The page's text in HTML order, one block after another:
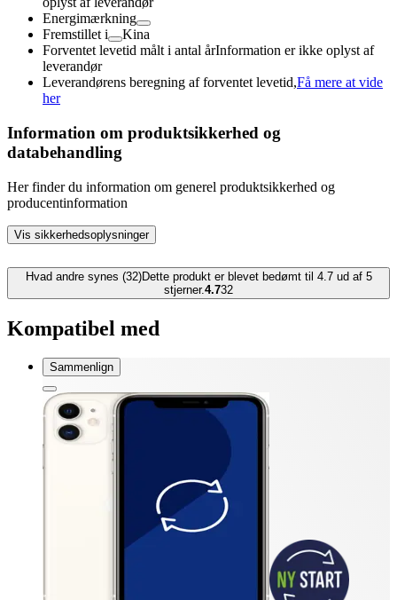
Energimærkning
Fremstillet i
Kina
Forventet levetid målt i antal årInformation er ikke oplyst af
leverandør
Leverandørens beregning af forventet levetid,Få mere at vide
her
Information om produktsikkerhed og
databehandling
Her finder du information om generel produktsikkerhed og
producentinformation
Vis sikkerhedsoplysninger
Hvad andre synes (32)Dette produkt er blevet bedømt til 4.7 ud af 5
stjerner.4.732
Kompatibel med
Sammenlign